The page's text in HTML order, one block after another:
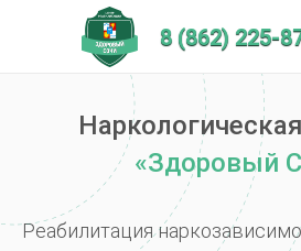
8 (862) 225-
«Здоровый
Реабилитация